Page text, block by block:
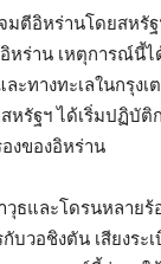
ตีอิหร่านโดยสหรัฐ
หร่าน เหตุการณ์นี้
ะทางทะเลในกรุง
รัฐฯ ได้เริ่มปฏิบัติ
งของอิหร่าน
ธและโดรนหลายร้
บวอชิงตัน เสียงระ